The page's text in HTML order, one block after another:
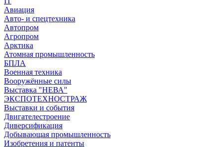
Авиация
Авто- и спецтехника
Автопром
Агропром
Арктика
Атомная промышленность
БПЛА
Военная техника
Вооружённые силы
Выставка "НЕВА"
ЭКСПОТЕХНОСТРАЖ
Выставки и события
Двигателестроение
Диверсификация
Добывающая промышленность
Изобретения и патенты